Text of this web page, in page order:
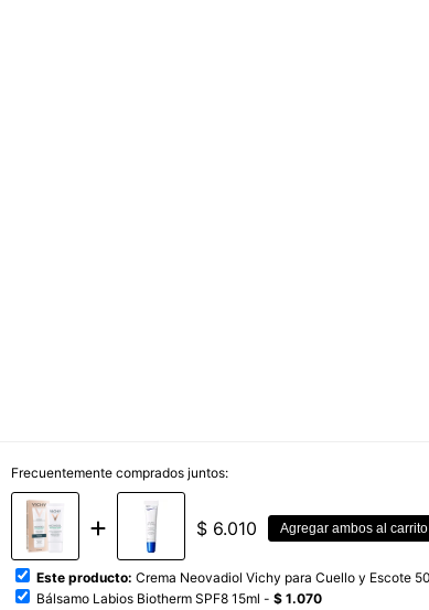
Frecuentemente comprados juntos:
$ 6.010 Agregar ambos al carrito
Este producto: Crema Neovadiol Vichy para Cuello y Escote
Bálsamo Labios Biotherm SPF8 15ml - $ 1.070